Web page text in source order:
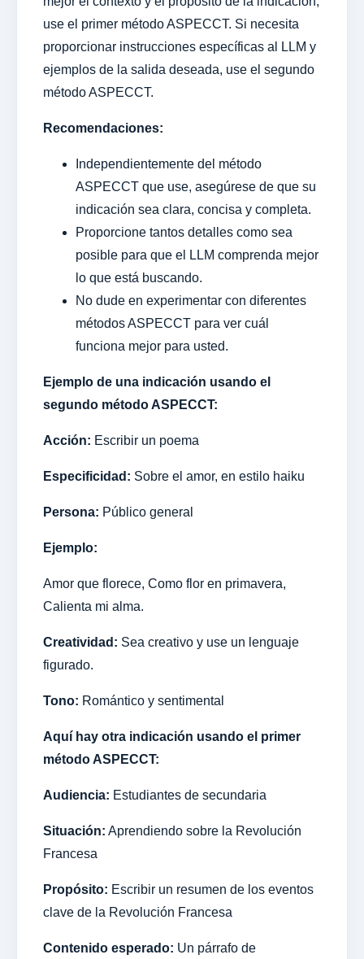
use el primer método ASPECCT. Si necesita
proporcionar instrucciones específicas al LLM y
ejemplos de la salida deseada, use el segundo
método ASPECCT.
Recomendaciones:
Independientemente del método
ASPECCT que use, asegúrese de que su
indicación sea clara, concisa y completa.
Proporcione tantos detalles como sea
posible para que el LLM comprenda mejor
lo que está buscando.
No dude en experimentar con diferentes
métodos ASPECCT para ver cuál
funciona mejor para usted.
Ejemplo de una indicación usando el
segundo método ASPECCT:
Acción: Escribir un poema
Especificidad: Sobre el amor, en estilo haiku
Persona: Público general
Ejemplo:
Amor que florece, Como flor en primavera,
Calienta mi alma.
Creatividad: Sea creativo y use un lenguaje
figurado.
Tono: Romántico y sentimental
Aquí hay otra indicación usando el primer
método ASPECCT:
Audiencia: Estudiantes de secundaria
Situación: Aprendiendo sobre la Revolución
Francesa
Propósito: Escribir un resumen de los eventos
clave de la Revolución Francesa
Contenido esperado: Un párrafo de